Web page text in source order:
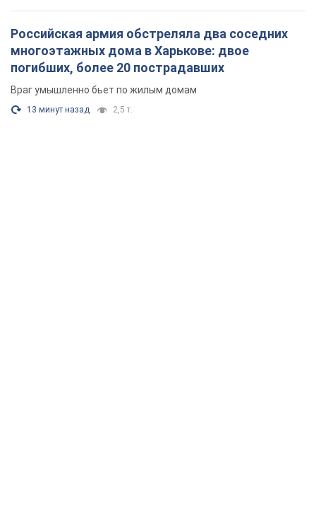
Российская армия обстреляла два соседних
многоэтажных дома в Харькове: двое
погибших, более 20 пострадавших
Враг умышленно бьет по жилым домам
13 минут назад 2,5 т.